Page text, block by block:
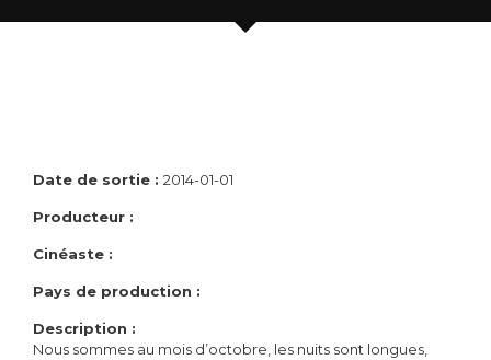
Date de sortie : 2014-01-01
Producteur :
Cinéaste :
Pays de production :
Description :
Nous sommes au mois d’octobre, les nuits sont longues,